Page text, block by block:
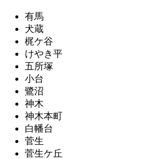
有馬
犬蔵
梶ケ谷
けやき平
五所塚
小台
鷺沼
神木
神木本町
白幡台
菅生
菅生ケ丘